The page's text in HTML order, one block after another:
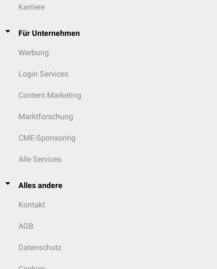
Karriere
Für Unternehmen
Werbung
Login Services
Content Marketing
Marktforschung
CME-Sponsoring
Alle Services
Alles andere
Kontakt
AGB
Datenschutz